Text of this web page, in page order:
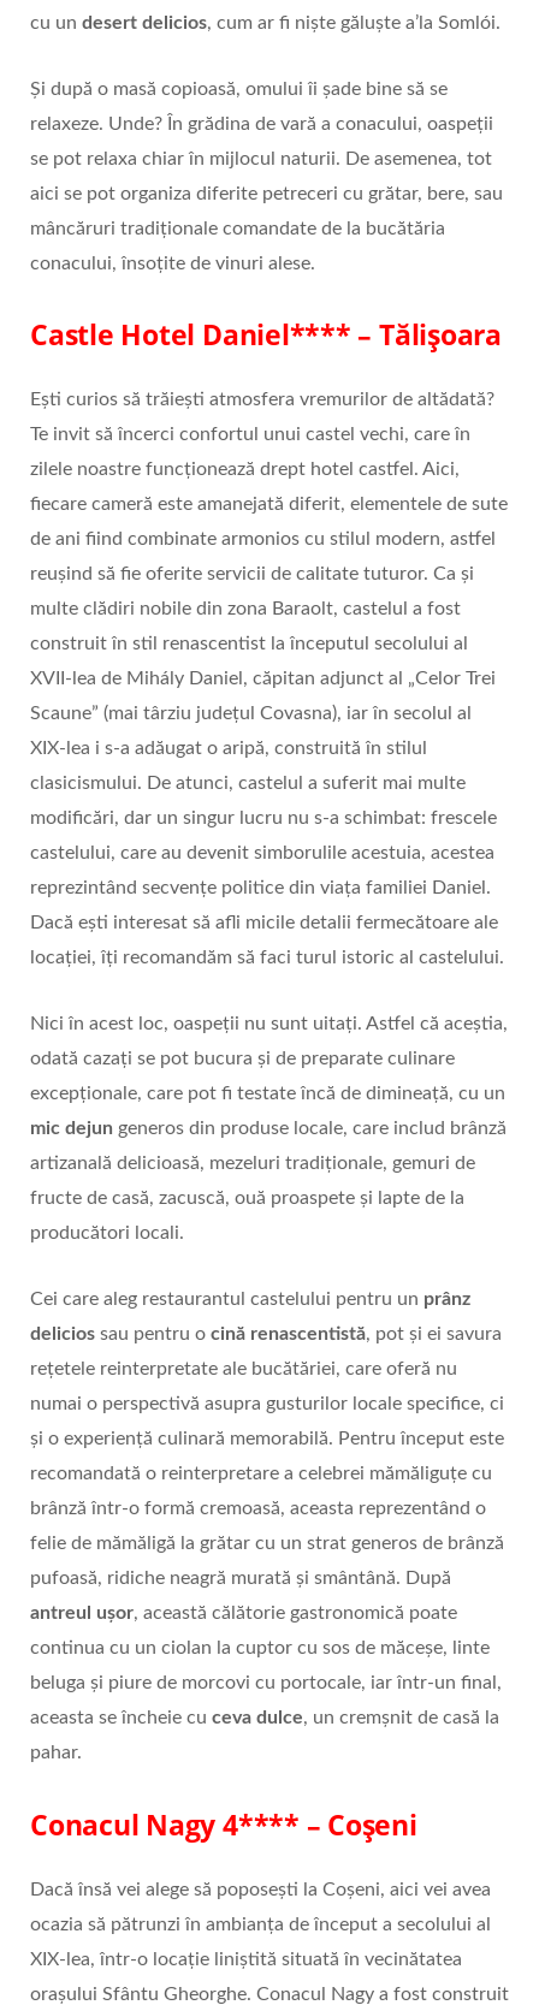
cu un desert delicios, cum ar fi niște găluşte a’la Somlói.
Și după o masă copioasă, omului îi șade bine să se
relaxeze. Unde? În grădina de vară a conacului, oaspeții
se pot relaxa chiar în mijlocul naturii. De asemenea, tot
aici se pot organiza diferite petreceri cu grătar, bere, sau
mâncăruri tradiționale comandate de la bucătăria
conacului, însoțite de vinuri alese.
Castle Hotel Daniel**** – Tălișoara
Ești curios să trăiești atmosfera vremurilor de altădată?
Te invit să încerci confortul unui castel vechi, care în
zilele noastre funcționează drept hotel castfel. Aici,
fiecare cameră este amanejată diferit, elementele de sute
de ani fiind combinate armonios cu stilul modern, astfel
reușind să fie oferite servicii de calitate tuturor. Ca și
multe clădiri nobile din zona Baraolt, castelul a fost
construit în stil renascentist la începutul secolului al
XVII-lea de Mihály Daniel, căpitan adjunct al „Celor Trei
Scaune” (mai târziu județul Covasna), iar în secolul al
XIX-lea i s-a adăugat o aripă, construită în stilul
clasicismului. De atunci, castelul a suferit mai multe
modificări, dar un singur lucru nu s-a schimbat: frescele
castelului, care au devenit simborulile acestuia, acestea
reprezintând secvențe politice din viața familiei Daniel.
Dacă ești interesat să afli micile detalii fermecătoare ale
locației, îți recomandăm să faci turul istoric al castelului.
Nici în acest loc, oaspeții nu sunt uitați. Astfel că aceștia,
odată cazați se pot bucura și de preparate culinare
excepționale, care pot fi testate încă de dimineață, cu un
mic dejun generos din produse locale, care includ brânză
artizanală delicioasă, mezeluri tradiționale, gemuri de
fructe de casă, zacuscă, ouă proaspete și lapte de la
producători locali.
Cei care aleg restaurantul castelului pentru un prânz
delicios sau pentru o cină renascentistă, pot și ei savura
rețetele reinterpretate ale bucătăriei, care oferă nu
numai o perspectivă asupra gusturilor locale specifice, ci
și o experiență culinară memorabilă. Pentru început este
recomandată o reinterpretare a celebrei mămăliguţe cu
brânză într-o formă cremoasă, aceasta reprezentând o
felie de mămăligă la grătar cu un strat generos de brânză
pufoasă, ridiche neagră murată și smântână. După
antreul ușor, această călătorie gastronomică poate
continua cu un ciolan la cuptor cu sos de măceșe, linte
beluga și piure de morcovi cu portocale, iar într-un final,
aceasta se încheie cu ceva dulce, un cremșnit de casă la
pahar.
Conacul Nagy 4**** – Coșeni
Dacă însă vei alege să poposești la Coșeni, aici vei avea
ocazia să pătrunzi în ambianța de început a secolului al
XIX-lea, într-o locație liniștită situată în vecinătatea
orașului Sfântu Gheorghe. Conacul Nagy a fost construit